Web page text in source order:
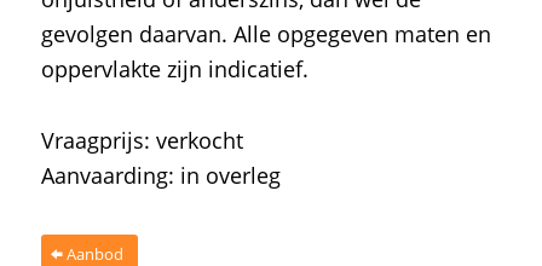
gevolgen daarvan. Alle opgegeven maten en
oppervlakte zijn indicatief.
Vraagprijs: verkocht
Aanvaarding: in overleg
Aanbod